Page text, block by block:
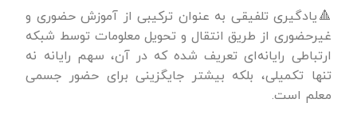
🔺یادگیری تلفیقی به عنوان ترکیبی از آموزش حضوری و
غیرحضوری از طریق انتقال و تحویل معلومات توسط شبکه
ارتباطی رایانه‌ای تعریف شده که در آن، سهم رایانه نه
تنها تکمیلی، بلکه بیشتر جایگزینی برای حضور جسمی
معلم است.